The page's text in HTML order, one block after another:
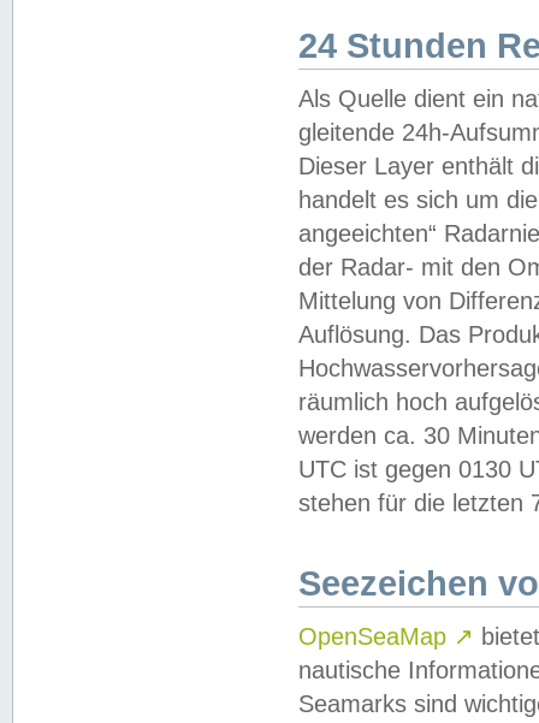
24 Stunden
Als Quelle dient ein
gleitende 24h-
Dieser Layer enthält
handelt es sich um
angeeichten“
der Radar- mit den
Mittelung von
Auflösung. Das
räumlich hoch
werden ca. 30
UTC ist gegen 0130
stehen für die letzten
Seezeichen
OpenSeaMap ↗
nautische
Seamarks sind